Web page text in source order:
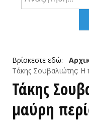
ΕΠΙΚΑΙΡΌΤΗΤΑ
ΆΡΘΡΑ
ΦΩΤΟΓΡΑΦΊΕΣ
Ιστορικές
Βρίσκεστε εδώ:
Τάκης Σουβαλιώτης: Η
Τάκης
μαύρη